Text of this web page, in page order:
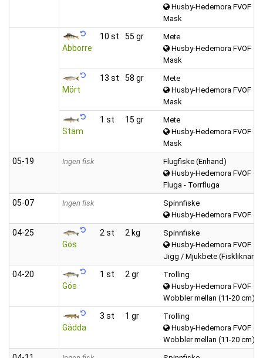
Husby-Hedemora FVOF
Mask
Abborre
10 st 55 gr
Mete
Husby-Hedemora FVOF
Mask
Mört
13 st 58 gr
Mete
Husby-Hedemora FVOF
Mask
Stäm
1 st 15 gr
Mete
Husby-Hedemora FVOF
Mask
05‑19 Ingen fisk
Flugfiske (Enhand)
Husby-Hedemora FVOF
Fluga - Torrfluga
05‑07 Ingen fisk
Spinnfiske
Husby-Hedemora FVOF
04‑25
Gös
2 st 2 kg
Spinnfiske
Husby-Hedemora FVOF
Jigg / Mjukbete
04‑20
Gös
1 st 2 gr
Trolling
Husby-Hedemora FVOF
Wobbler mellan (11-20 cm)
Gädda
3 st 1 gr
Trolling
Husby-Hedemora FVOF
Wobbler mellan (11-20 cm)